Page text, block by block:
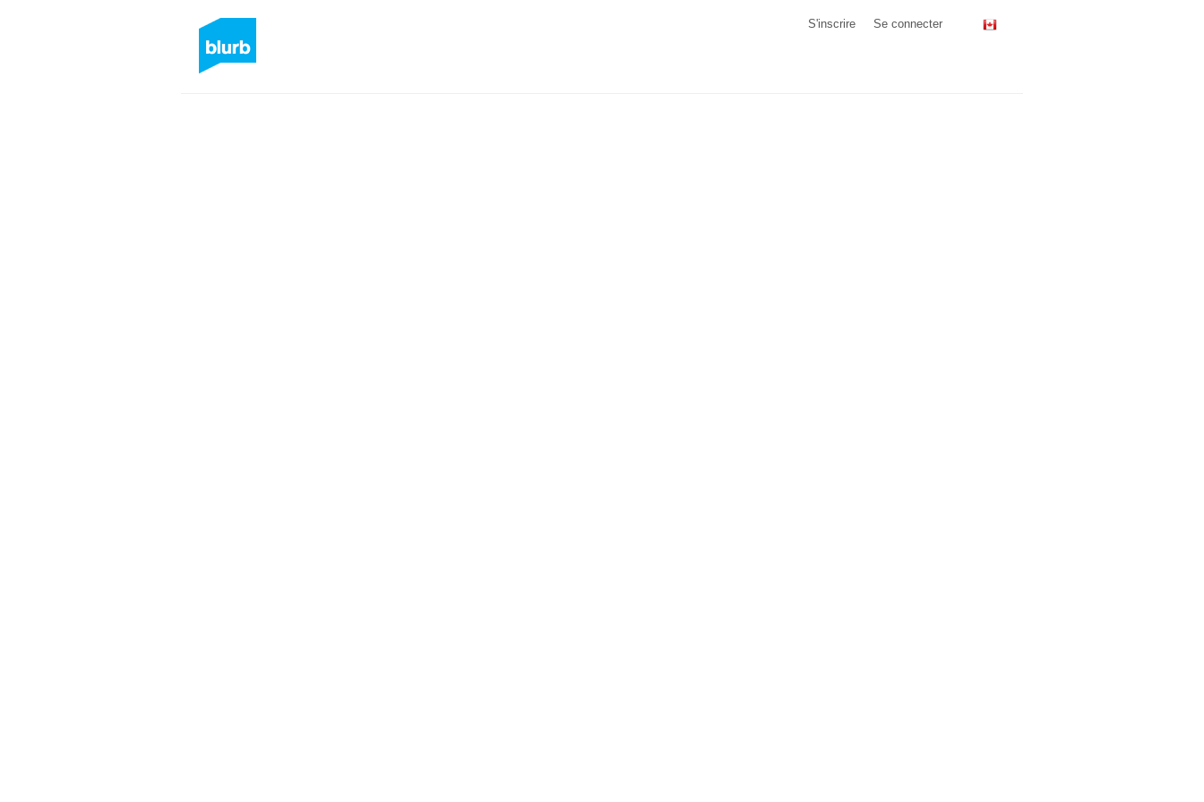
S'inscrire Se connecter